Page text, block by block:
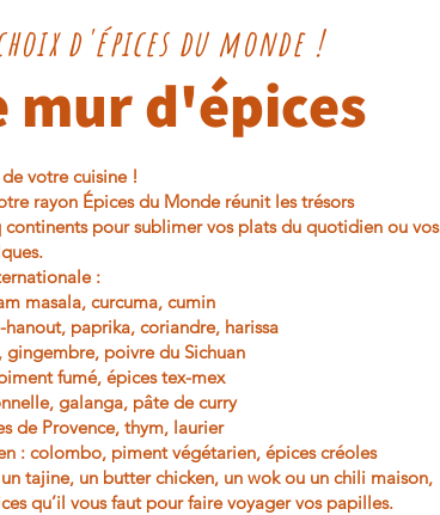
d'épices du monde !
mur d'épices
votre cuisine !
rayon Épices du Monde réunit les trésors
continents pour sublimer vos plats du quotidien ou vos
:
masala, curcuma, cumin
paprika, coriandre, harissa
poivre du Sichuan
fumé, épices tex-mex
galanga, pâte de curry
de Provence, thym, laurier
: colombo, piment végétarien, épices créoles
tajine, un butter chicken, un wok ou un chili maison,
qu’il vous faut pour faire voyager vos papilles.